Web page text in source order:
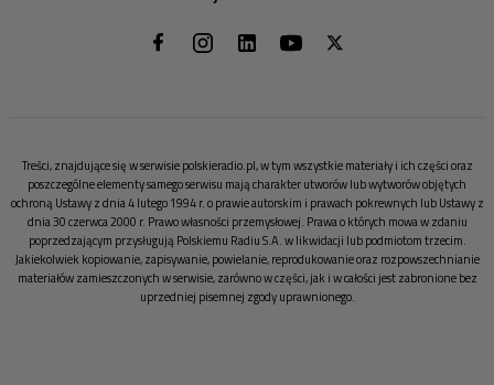
Treści, znajdujące się w serwisie polskieradio.pl, w tym wszystkie materiały i ich części oraz
poszczególne elementy samego serwisu mają charakter utworów lub wytworów objętych
ochroną Ustawy z dnia 4 lutego 1994 r. o prawie autorskim i prawach pokrewnych lub Ustawy z
dnia 30 czerwca 2000 r. Prawo własności przemysłowej. Prawa o których mowa w zdaniu
poprzedzającym przysługują Polskiemu Radiu S.A. w likwidacji lub podmiotom trzecim.
Jakiekolwiek kopiowanie, zapisywanie, powielanie, reprodukowanie oraz rozpowszechnianie
materiałów zamieszczonych w serwisie, zarówno w części, jak i w całości jest zabronione bez
uprzedniej pisemnej zgody uprawnionego.